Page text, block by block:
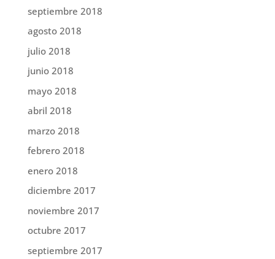
septiembre 2018
agosto 2018
julio 2018
junio 2018
mayo 2018
abril 2018
marzo 2018
febrero 2018
enero 2018
diciembre 2017
noviembre 2017
octubre 2017
septiembre 2017